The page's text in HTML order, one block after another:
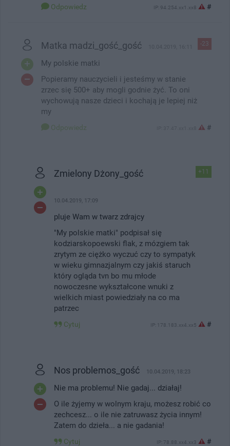
Odpowiedz IP: 94.254.xx1.xx8 #
-23
Matka madzi_gość_gość
My polskie matki
Popieramy nauczycieli i jesteśmy w stanie
zrzec się 500+ aby mogli godnie żyć. To oni
wychowują nasze dzieci i kochają je lepiej niż
my
Odpowiedz #
+11
Zmielony Dżony_gość
10.04.2019, 17:09
pluje Wam w twarz zdrajcy
"My polskie matki" podpisał się
kodziarskopoewski flak, z mózgiem tak
zrytym ze ciężko wyczuć czy to sympatyk
w wieku gimnazjalnym czy jakiś staruch
który ogląda tvn bo mu młode
nowoczesne wykształcone wnuki z
wielkich miast powiedziały na co ma
patrzec
Cytuj IP: 178.183.xx4.xx5 #
Nos problemos_gość 10.04.2019, 18:23
Nie ma problemu! Nie gadaj... działaj!
O ile żyjemy w wolnym kraju, możesz robić co
zechcesz... o ile nie zatruwasz życia innym!
Zatem do dzieła... a nie gadania!
Cytuj IP: 78.88.xx4.xx3 #